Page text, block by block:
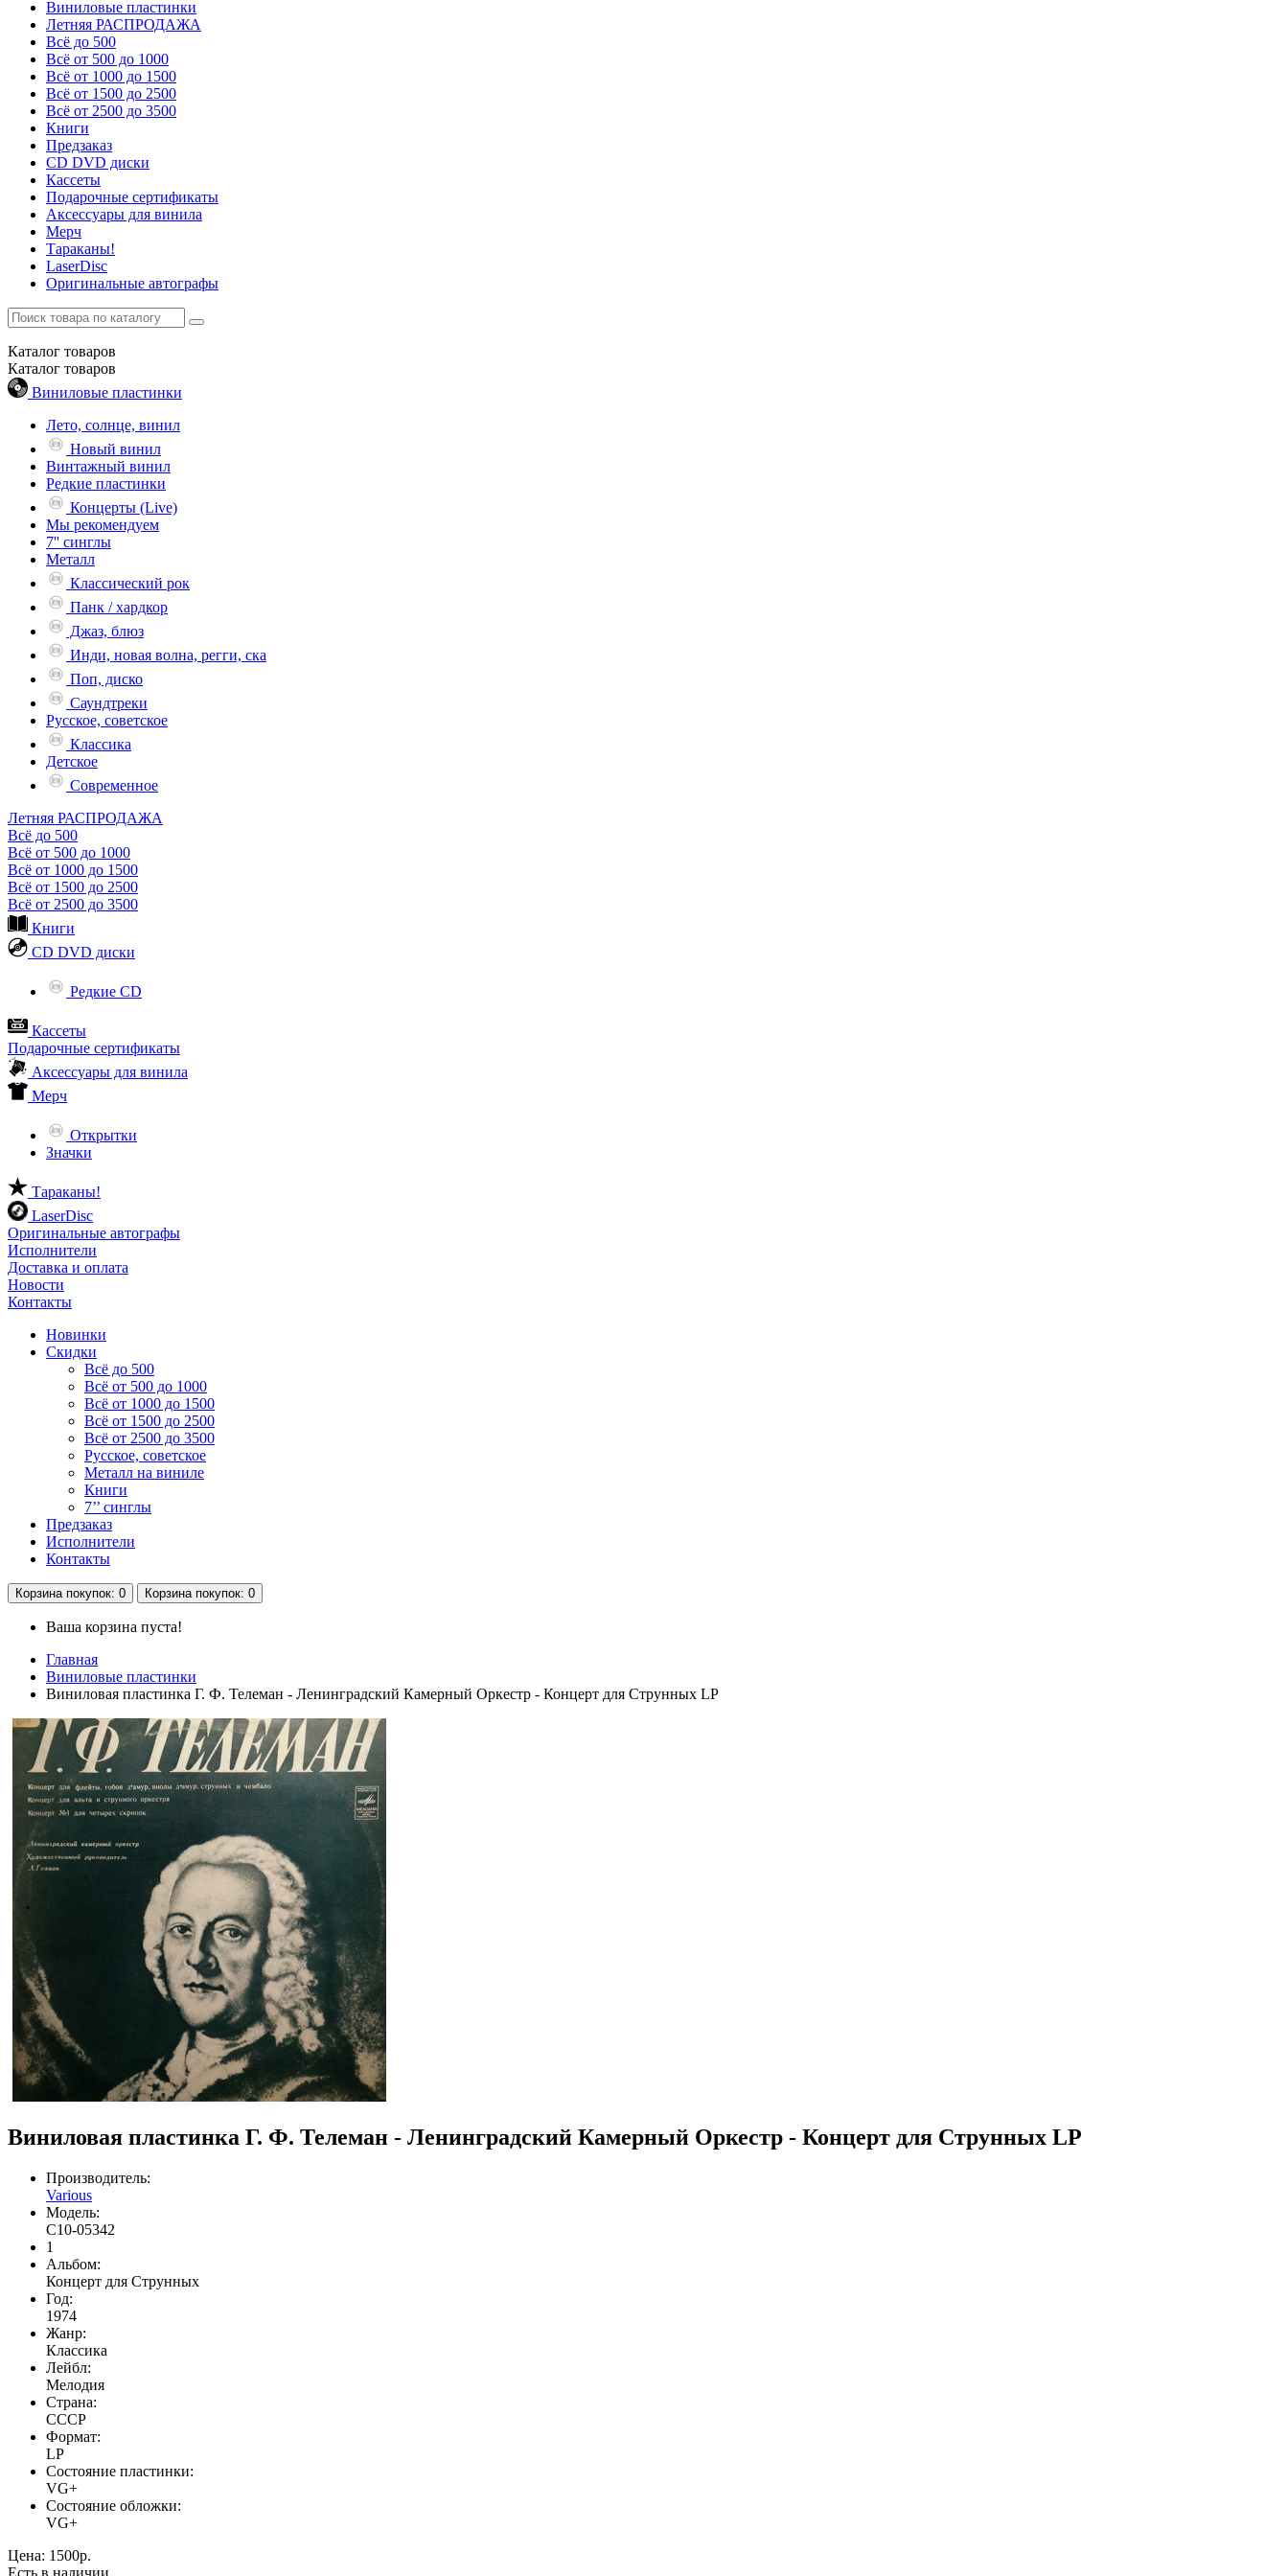
Виниловые пластинки
Летняя РАСПРОДАЖА
Всё до 500
Всё от 500 до 1000
Всё от 1000 до 1500
Всё от 1500 до 2500
Всё от 2500 до 3500
Книги
Предзаказ
CD DVD диски
Кассеты
Подарочные сертификаты
Аксессуары для винила
Мерч
Тараканы!
LaserDisc
Оригинальные автографы
Каталог товаров
Каталог товаров
Виниловые пластинки
Лето, солнце, винил
Новый винил
Винтажный винил
Редкие пластинки
Концерты (Live)
Мы рекомендуем
7'' синглы
Металл
Классический рок
Панк / хардкор
Джаз, блюз
Инди, новая волна, регги, ска
Поп, диско
Саундтреки
Русское, советское
Классика
Детское
Современное
Летняя РАСПРОДАЖА
Всё до 500
Всё от 500 до 1000
Всё от 1000 до 1500
Всё от 1500 до 2500
Всё от 2500 до 3500
Книги
CD DVD диски
Редкие CD
Кассеты
Подарочные сертификаты
Аксессуары для винила
Мерч
Открытки
Значки
Тараканы!
LaserDisc
Оригинальные автографы
Исполнители
Доставка и оплата
Новости
Контакты
Новинки
Скидки
Всё до 500
Всё от 500 до 1000
Всё от 1000 до 1500
Всё от 1500 до 2500
Всё от 2500 до 3500
Русское, советское
Металл на виниле
Книги
7’’ синглы
Предзаказ
Исполнители
Контакты
Корзина покупок: 0 Корзина покупок: 0
Ваша корзина пуста!
Главная
Виниловые пластинки
Виниловая пластинка Г. Ф. Телеман - Ленинградский Камерный Оркестр - Концерт для Струнных LP
Виниловая пластинка Г. Ф. Телеман - Ленинградский Камерный Оркестр - Концерт для Струнных LP
Производитель:
Various
Модель:
С10-05342
1
Альбом:
Концерт для Струнных
Год:
1974
Жанр:
Классика
Лейбл:
Мелодия
Страна:
CCCР
Формат:
LP
Состояние пластинки:
VG+
Состояние обложки:
VG+
Цена: 1500р.
Есть в наличии